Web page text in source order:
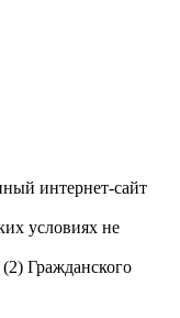
интернет-сайт
условиях не
Гражданского